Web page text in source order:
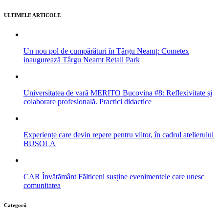
ULTIMELE ARTICOLE
Un nou pol de cumpărături în Târgu Neamț: Cometex
inaugurează Târgu Neamț Retail Park
Universitatea de vară MERITO Bucovina #8: Reflexivitate și
colaborare profesională. Practici didactice
Experiențe care devin repere pentru viitor, în cadrul atelierului
BUSOLA
CAR Învățământ Fălticeni susține evenimentele care unesc
comunitatea
Categorii